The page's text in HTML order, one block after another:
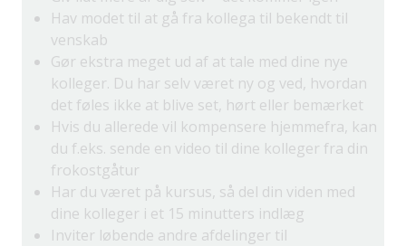
Hav modet til at gå fra kollega til bekendt til
venskab
Gør ekstra meget ud af at tale med dine nye
kolleger. Du har selv været ny og ved, hvordan
det føles ikke at blive set, hørt eller bemærket
Hvis du allerede vil kompensere hjemmefra, kan
du f.eks. sende en video til dine kolleger fra din
frokostgåtur
Har du været på kursus, så del din viden med
dine kolleger i et 15 minutters indlæg
Inviter løbende andre afdelinger til